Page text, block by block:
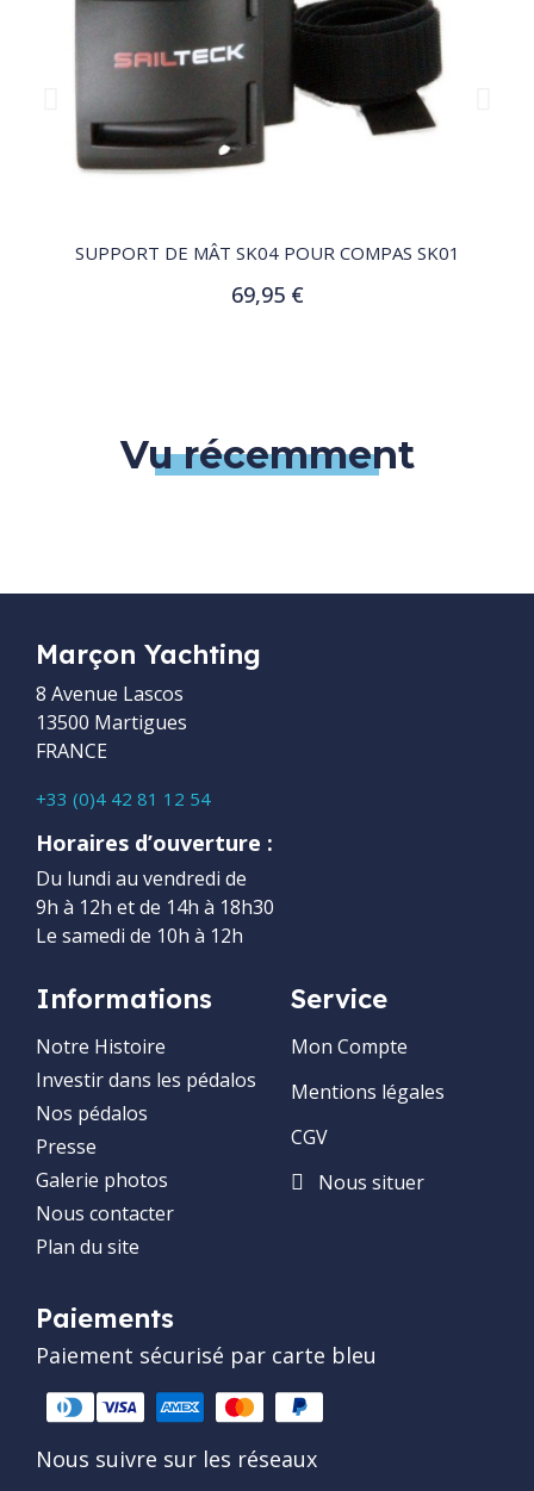
SUPPORT DE MÂT SK04 POUR COMPAS SK01
69,95 €
Ajouter au panier
Vu récemment
Marçon Yachting
8 Avenue Lascos
13500 Martigues
FRANCE
+33 (0)4 42 81 12 54
Horaires d’ouverture :
Du lundi au vendredi de
9h à 12h et de 14h à 18h30
Le samedi de 10h à 12h
Informations
Notre Histoire
Investir dans les pédalos
Nos pédalos
Presse
Galerie photos
Nous contacter
Plan du site
Service
Mon Compte
Mentions légales
CGV
Nous situer
Paiements
Paiement sécurisé par carte bleu
Nous suivre sur les réseaux